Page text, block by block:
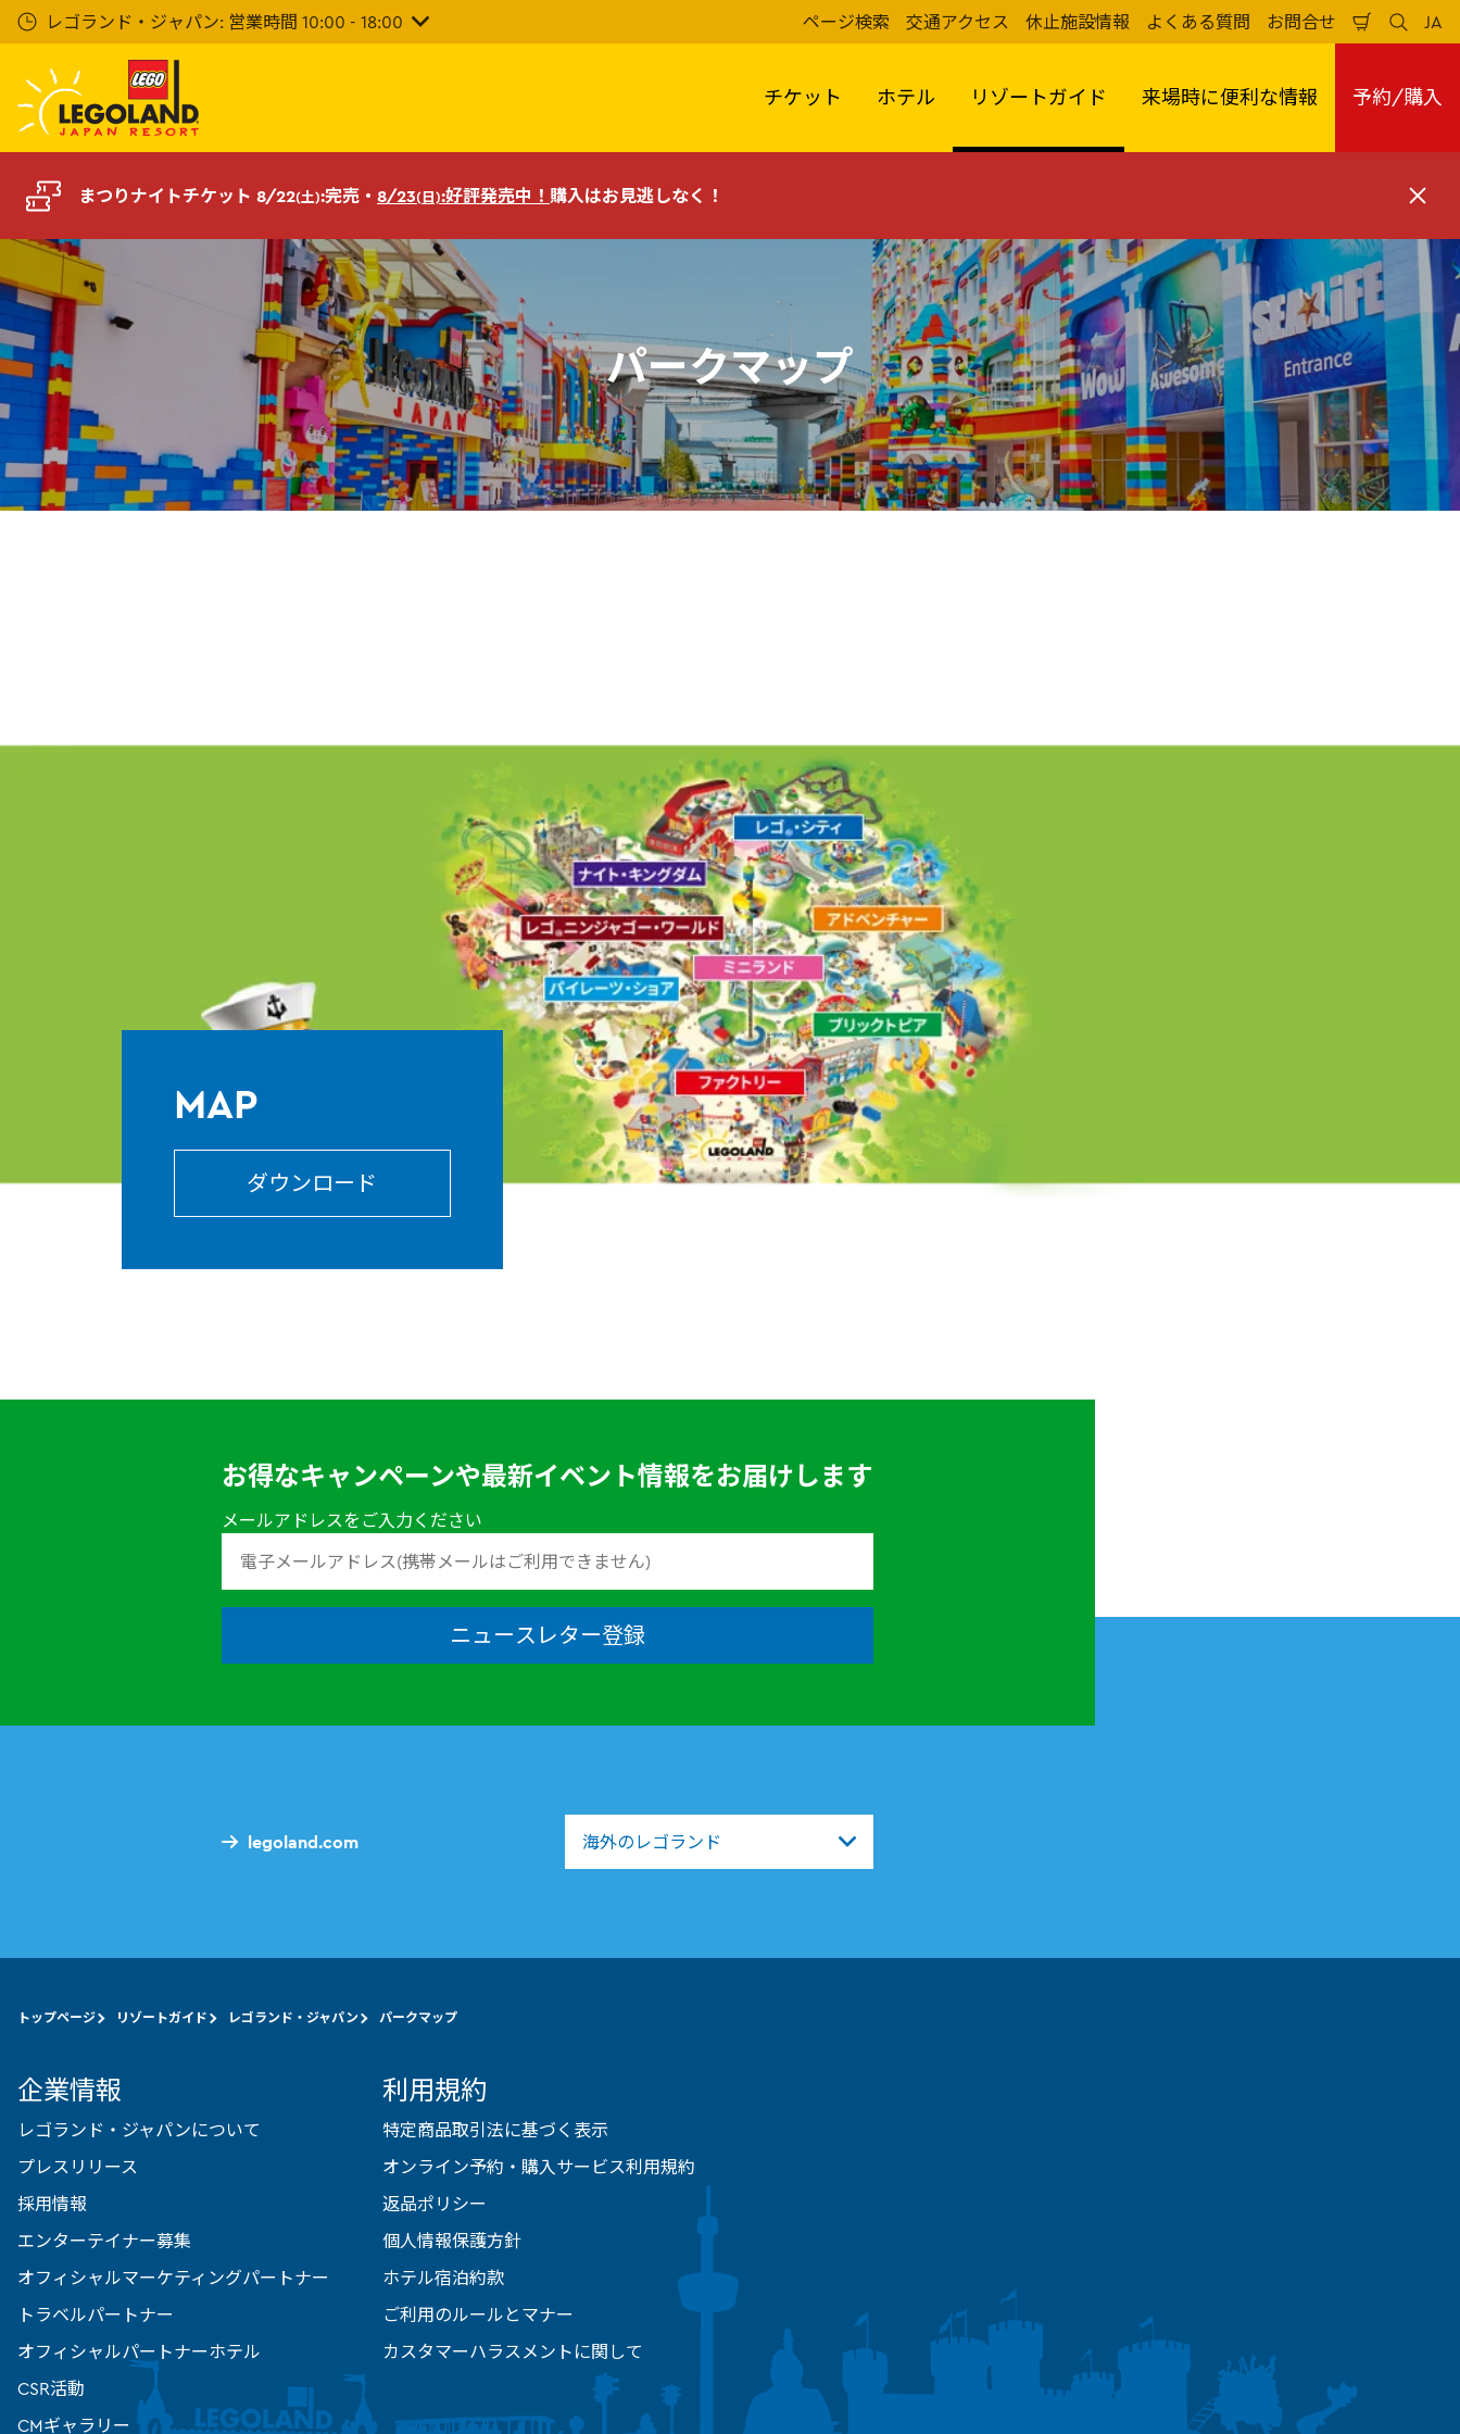
イ
レゴランド・ジャパン: 営業時間 10:00 - 18:00 ページ検索 交通アクセス 休止施設情報 よくある質問 お問合せ
い
か
ご
検
索
る
JA
日
本
チケット ホテル リゾートガイド 来場時に便利な情報 予約/購入
まつりナイトチケット 8/22(土):完売・ 8/23(日):好評発売中！ 購入はお見逃しなく！
閉
る
パークマップ
MAP
ダウンロード
お得なキャンペーンや最新イベント情報をお届けします
メールアドレスをご入力ください
ニュースレター登録
legoland.com 海外のレゴランド
トップページ リゾートガイド レゴランド・ジャパン パークマップ
企業情報
レゴランド・ジャパンについて
プレスリリース
採用情報
エンターテイナー募集
オフィシャルマーケティングパートナー
トラベルパートナー
オフィシャルパートナーホテル
CSR活動
CMギャラリー
利用規約
特定商品取引法に基づく表示
オンライン予約・購入サービス利用規約
返品ポリシー
個人情報保護方針
ホテル宿泊約款
ご利用のルールとマナー
カスタマーハラスメントに関して